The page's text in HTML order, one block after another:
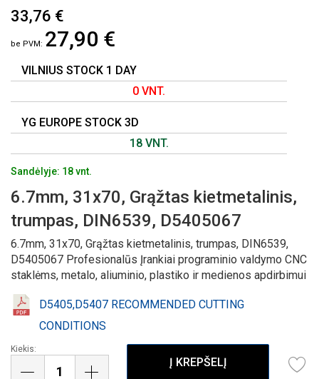
Į
PAVEIKSLĖLIŲ
PRADŽIĄ
33,76 €
27,90 €
VILNIUS STOCK 1 DAY
0 VNT.
YG EUROPE STOCK 3D
18 VNT.
Sandėlyje: 18 vnt.
6.7mm, 31x70, Grąžtas kietmetalinis,
trumpas, DIN6539, D5405067
6.7mm, 31x70, Grąžtas kietmetalinis, trumpas, DIN6539,
D5405067 Profesionalūs Įrankiai programinio valdymo CNC
staklėms, metalo, aliuminio, plastiko ir medienos apdirbimui
D5405,D5407 RECOMMENDED CUTTING
CONDITIONS
Kiekis:
Į KREPŠELĮ